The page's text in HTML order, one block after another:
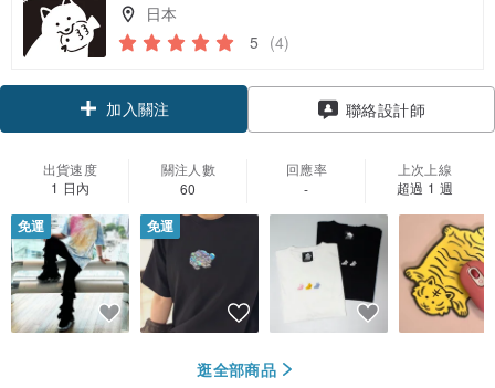
日本
5 (4)
加入關注 聯絡設計師
出貨速度
1 日內
關注人數
60
回應率
-
上次上線
超過 1 週
免運 免運
逛全部商品